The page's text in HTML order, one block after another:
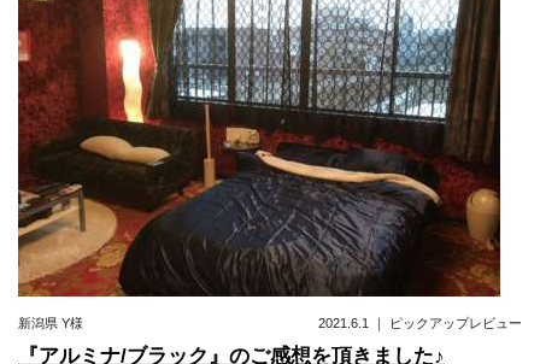
新潟県 Y様 2021.6.1 ｜ ピックアップレビュー
『アルミナ/ブラック』のご感想を頂きました♪